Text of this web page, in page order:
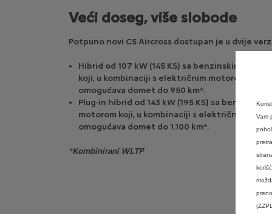
Veći doseg, više slobode
Potpuno novi C5 Aircross dostupan je u dvije
Hibrid od 107 kW (145 KS) sa benzinskim
koji, u kombinaciji s električnim motorom,
omogućava domet do 950 km*.
Plug-in hibrid od 143 kW (195 KS) sa benzinskim
motorom koji, u kombinaciji s električnim
omogućava domet do 1.100 km*.
*Kombinirani WLTP
Vam